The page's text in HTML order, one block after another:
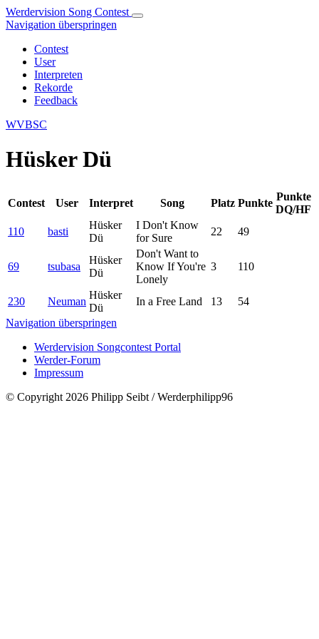
Werdervision Song Contest
Navigation überspringen
Contest
User
Interpreten
Rekorde
Feedback
WVBSC
Hüsker Dü
Contest User Interpret Song Platz Punkte
Punkte
DQ/HF
110
basti
Hüsker
Dü
I Don't Know
for Sure
22 49
69 tsubasa
Hüsker
Dü
Don't Want to
Know If You're
Lonely
3 110
230 Neuman
Hüsker
Dü
In a Free Land 13
54
Navigation überspringen
Werdervision Songcontest Portal
Werder-Forum
Impressum
© Copyright 2026 Philipp Seibt / Werderphilipp96